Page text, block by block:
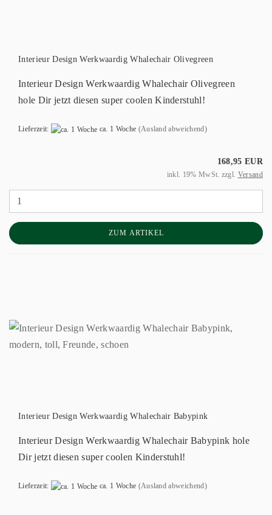
Interieur Design Werkwaardig Whalechair Olivegreen
Interieur Design Werkwaardig Whalechair Olivegreen
hole Dir jetzt diesen super coolen Kinderstuhl!
Lieferzeit: ca. 1 Woche (Ausland abweichend)
168,95 EUR
inkl. 19% MwSt. zzgl. Versand
ZUM ARTIKEL
Interieur Design Werkwaardig Whalechair Babypink
Interieur Design Werkwaardig Whalechair Babypink hole
Dir jetzt diesen super coolen Kinderstuhl!
Lieferzeit: ca. 1 Woche (Ausland abweichend)